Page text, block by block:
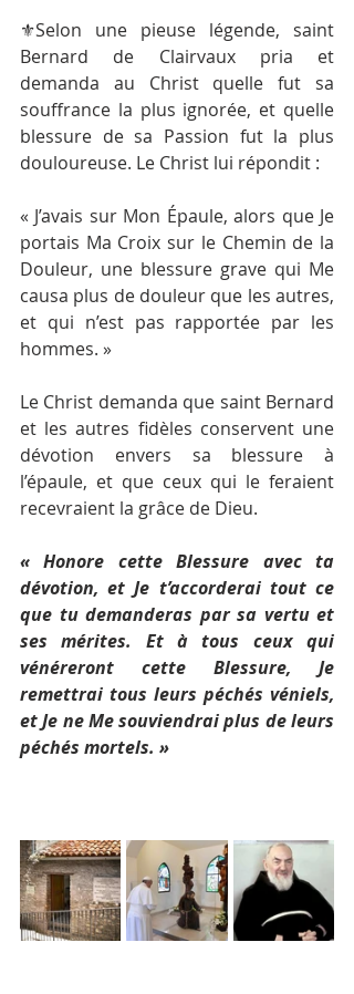
⚜️Selon une pieuse légende, saint
Bernard de Clairvaux pria et
demanda au Christ quelle fut sa
souffrance la plus ignorée, et quelle
blessure de sa Passion fut la plus
douloureuse. Le Christ lui répondit :
« J’avais sur Mon Épaule, alors que Je
portais Ma Croix sur le Chemin de la
Douleur, une blessure grave qui Me
causa plus de douleur que les autres,
et qui n’est pas rapportée par les
hommes. »
Le Christ demanda que saint Bernard
et les autres fidèles conservent une
dévotion envers sa blessure à
l’épaule, et que ceux qui le feraient
recevraient la grâce de Dieu.
« Honore cette Blessure avec ta
dévotion, et Je t’accorderai tout ce
que tu demanderas par sa vertu et
ses mérites. Et à tous ceux qui
vénéreront cette Blessure, Je
remettrai tous leurs péchés véniels,
et Je ne Me souviendrai plus de leurs
péchés mortels. »